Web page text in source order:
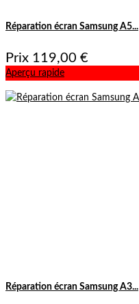
Réparation écran Samsung A5...
Prix 119,00 €
Aperçu rapide
Réparation écran Samsung A3...